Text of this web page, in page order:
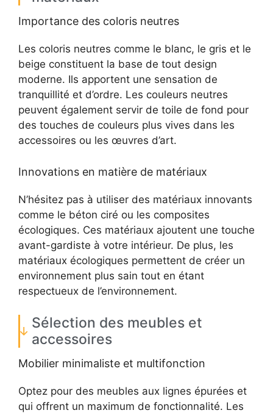
Importance des coloris neutres
Les coloris neutres comme le blanc, le gris et le
beige constituent la base de tout design
moderne. Ils apportent une sensation de
tranquillité et d’ordre. Les couleurs neutres
peuvent également servir de toile de fond pour
des touches de couleurs plus vives dans les
accessoires ou les œuvres d’art.
Innovations en matière de matériaux
N’hésitez pas à utiliser des matériaux innovants
comme le béton ciré ou les composites
écologiques. Ces matériaux ajoutent une touche
avant-gardiste à votre intérieur. De plus, les
matériaux écologiques permettent de créer un
environnement plus sain tout en étant
respectueux de l’environnement.
Sélection des meubles et
accessoires
Mobilier minimaliste et multifonction
Optez pour des meubles aux lignes épurées et
qui offrent un maximum de fonctionnalité. Les